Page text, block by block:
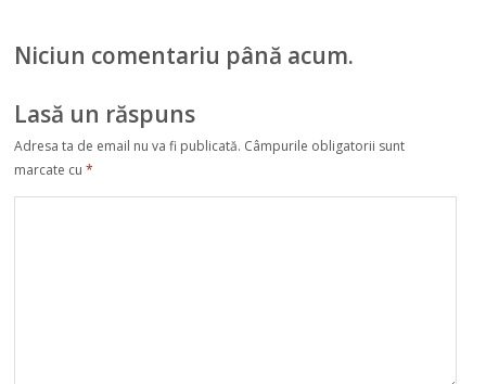
condițiile de
călătorie
Niciun comentariu până acum.
Lasă un răspuns
Adresa ta de email nu va fi publicată. Câmpurile obligatorii sunt
marcate cu*